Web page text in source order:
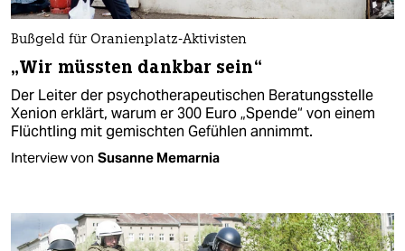
Bußgeld für Oranienplatz-Aktivisten
„Wir müssten dankbar sein“
Der Leiter der psychotherapeutischen Beratungsstelle
Xenion erklärt, warum er 300 Euro „Spende“ von einem
Flüchtling mit gemischten Gefühlen annimmt.
Interview von Susanne Memarnia